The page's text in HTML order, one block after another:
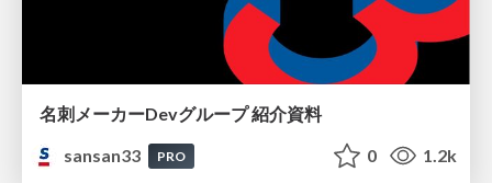
名刺メーカーDevグループ 紹介資料
sansan33
PRO 0 1.2k